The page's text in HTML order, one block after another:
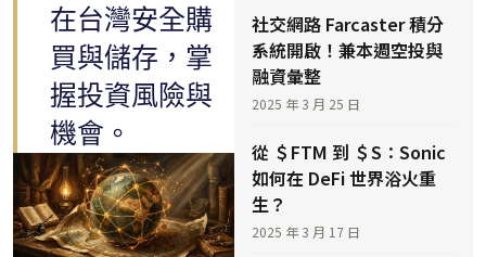
在台灣安全購
買與儲存，掌
握投資風險與
機會。
社交網路 Farcaster 積分
系統開啟！兼本週空投與
融資彙整
2025 年 3 月 25 日
從 ＄FTM 到 ＄S：Sonic
如何在 DeFi 世界浴火重
生？
2025 年 3 月 17 日